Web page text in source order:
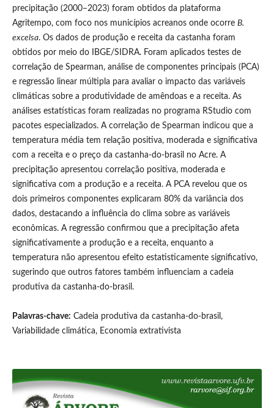
precipitação (2000–2023) foram obtidos da plataforma
Agritempo, com foco nos municípios acreanos onde ocorre B.
excelsa. Os dados de produção e receita da castanha foram
obtidos por meio do IBGE/SIDRA. Foram aplicados testes de
correlação de Spearman, análise de componentes principais (PCA)
e regressão linear múltipla para avaliar o impacto das variáveis
climáticas sobre a produtividade de amêndoas e a receita. As
análises estatísticas foram realizadas no programa RStudio com
pacotes especializados. A correlação de Spearman indicou que a
temperatura média tem relação positiva, moderada e significativa
com a receita e o preço da castanha-do-brasil no Acre. A
precipitação apresentou correlação positiva, moderada e
significativa com a produção e a receita. A PCA revelou que os
dois primeiros componentes explicaram 80% da variância dos
dados, destacando a influência do clima sobre as variáveis
econômicas. A regressão confirmou que a precipitação afeta
significativamente a produção e a receita, enquanto a
temperatura não apresentou efeito estatisticamente significativo,
sugerindo que outros fatores também influenciam a cadeia
produtiva da castanha-do-brasil.
Palavras-chave: Cadeia produtiva da castanha-do-brasil,
Variabilidade climática, Economia extrativista